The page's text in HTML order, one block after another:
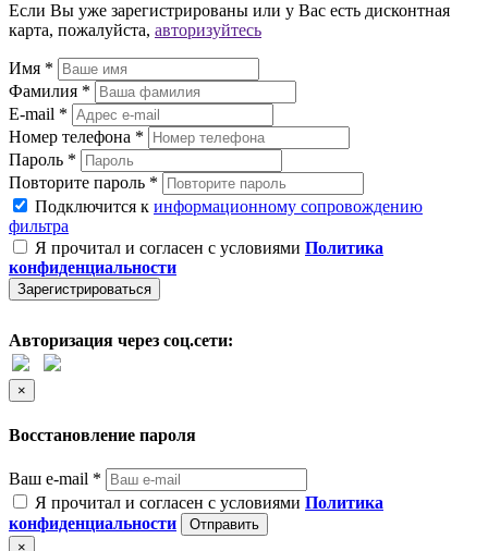
Если Вы уже зарегистрированы или у Вас есть дисконтная
карта, пожалуйста, авторизуйтесь
Имя *
Фамилия *
E-mail *
Номер телефона *
Пароль *
Повторите пароль *
Подключится к информационному сопровождению
фильтра
Я прочитал и согласен с условиями Политика
конфиденциальности
Зарегистрироваться
Авторизация через соц.сети:
×
Восстановление пароля
Ваш e-mail *
Я прочитал и согласен с условиями Политика
конфиденциальности
Отправить
×